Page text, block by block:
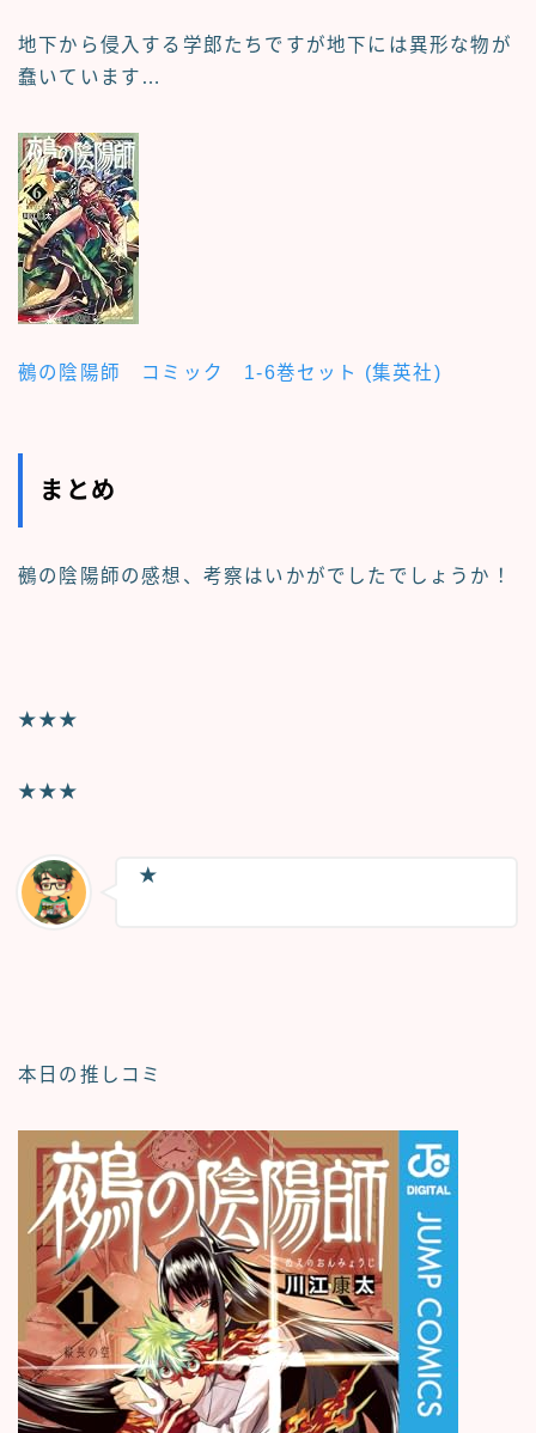
地下から侵入する学郎たちですが地下には異形な物が
蠢いています…
鵺の陰陽師 コミック 1-6巻セット (集英社)
まとめ
鵺の陰陽師の感想、考察はいかがでしたでしょうか！
★★★
★★★
★
本日の推しコミ